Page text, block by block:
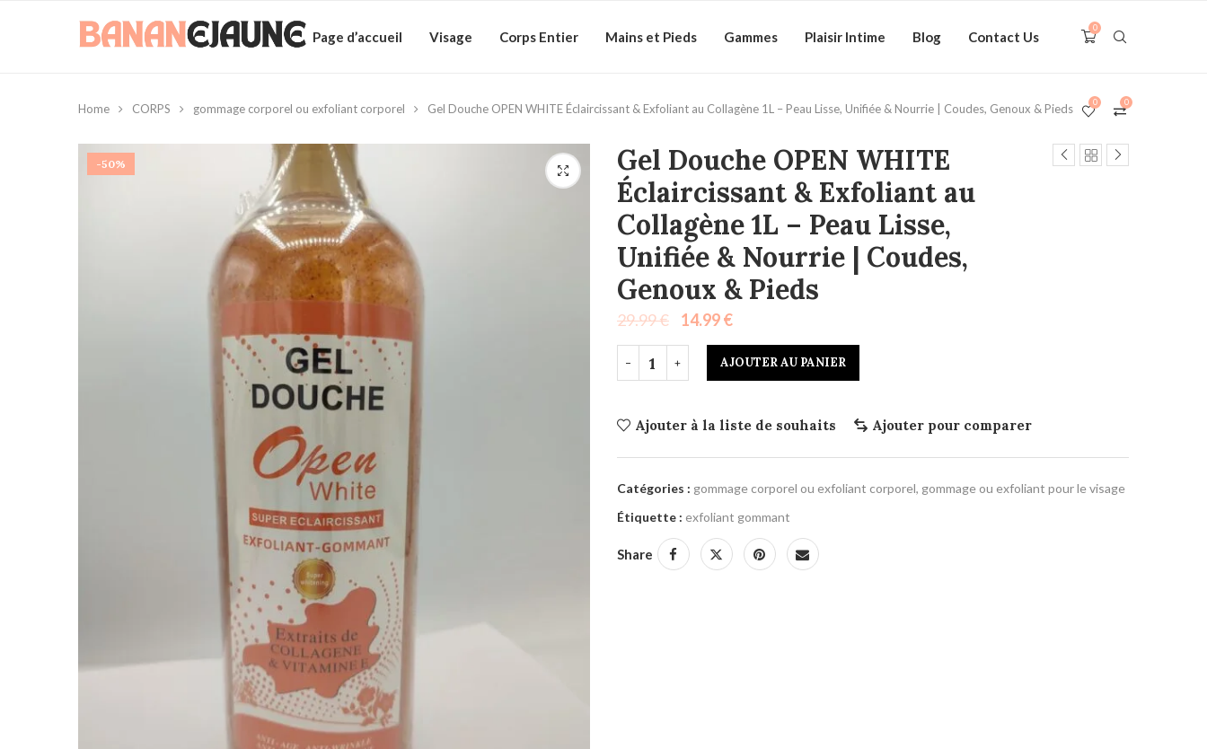
Page d’accueil Visage Corps Entier Mains et Pieds Gammes Plaisir Intime Blog Contact Us
0
0
0
Home CORPS gommage corporel ou exfoliant corporel Gel Douche OPEN WHITE Éclaircissant & Exfoliant au Collagène 1L – Peau Lisse, Unifiée & Nourrie | Coudes, Genoux & Pieds
-50%
Gel Douche OPEN WHITE
Éclaircissant & Exfoliant au
Collagène 1L – Peau Lisse,
Unifiée & Nourrie | Coudes,
Genoux & Pieds
29.99€ 14.99€
AJOUTER AU PANIER
Ajouter à la liste de souhaits Ajouter pour comparer
Catégories : gommage corporel ou exfoliant corporel, gommage ou exfoliant pour le visage
Étiquette : exfoliant gommant
Share